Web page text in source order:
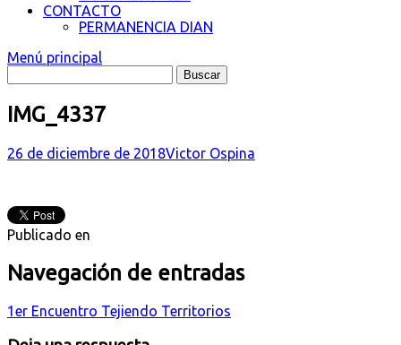
CONTACTO
PERMANENCIA DIAN
Menú principal
IMG_4337
26 de diciembre de 2018Victor Ospina
Publicado en
Navegación de entradas
1er Encuentro Tejiendo Territorios